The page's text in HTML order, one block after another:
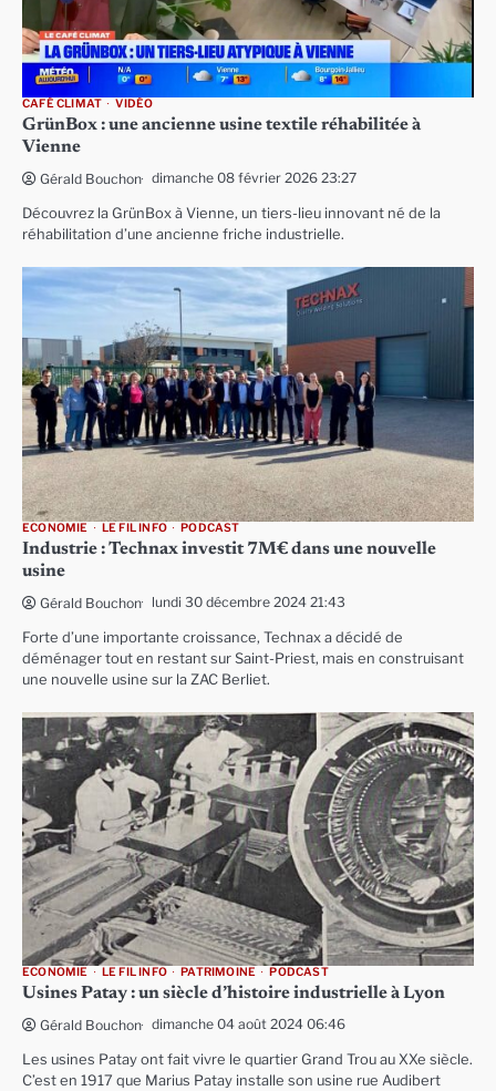
CAFÉ CLIMAT VIDÉO
GrünBox : une ancienne usine textile réhabilitée à
Vienne
Gérald Bouchon dimanche 08 février 2026 23:27
Découvrez la GrünBox à Vienne, un tiers-lieu innovant né de la
réhabilitation d’une ancienne friche industrielle.
ECONOMIE LE FIL INFO PODCAST
Industrie : Technax investit 7M€ dans une nouvelle
usine
Gérald Bouchon lundi 30 décembre 2024 21:43
Forte d’une importante croissance, Technax a décidé de
déménager tout en restant sur Saint-Priest, mais en construisant
une nouvelle usine sur la ZAC Berliet.
ECONOMIE LE FIL INFO PATRIMOINE PODCAST
Usines Patay : un siècle d’histoire industrielle à Lyon
Gérald Bouchon dimanche 04 août 2024 06:46
Les usines Patay ont fait vivre le quartier Grand Trou au XXe siècle.
C’est en 1917 que Marius Patay installe son usine rue Audibert